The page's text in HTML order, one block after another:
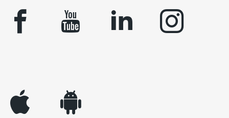
facebook youtube linkedin instagram
appleinc android